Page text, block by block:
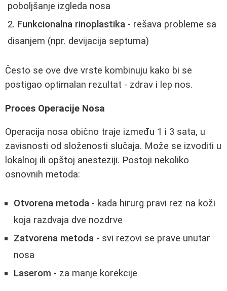
poboljšanje izgleda nosa
Funkcionalna rinoplastika - rešava probleme sa
disanjem (npr. devijacija septuma)
Često se ove dve vrste kombinuju kako bi se
postigao optimalan rezultat - zdrav i lep nos.
Proces Operacije Nosa
Operacija nosa obično traje između 1 i 3 sata, u
zavisnosti od složenosti slučaja. Može se izvoditi u
lokalnoj ili opštoj anesteziji. Postoji nekoliko
osnovnih metoda:
Otvorena metoda - kada hirurg pravi rez na koži
koja razdvaja dve nozdrve
Zatvorena metoda - svi rezovi se prave unutar
nosa
Laserom - za manje korekcije